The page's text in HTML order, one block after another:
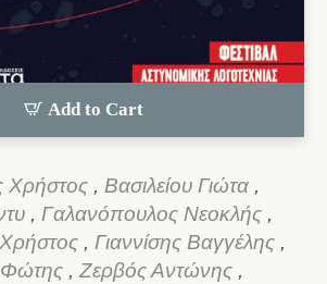
Add to Cart
Χρήστος , Βασιλείου Γιώτα ,
, Γαλανόπουλος Νεοκλής ,
, Γιαννίσης Βαγγέλης ,
, Ζερβός Αντώνης ,